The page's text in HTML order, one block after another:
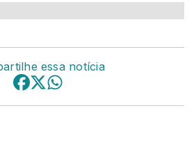
essa notícia